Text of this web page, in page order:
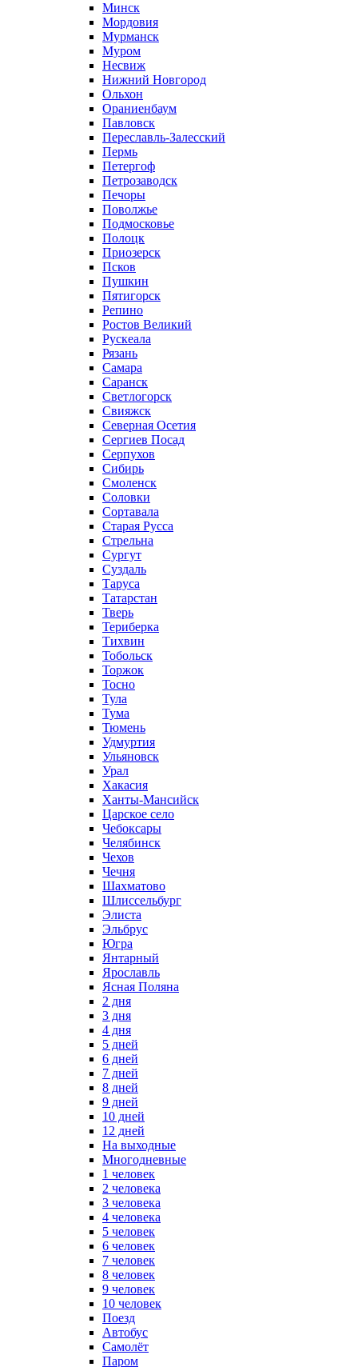
Минск
Мордовия
Мурманск
Муром
Несвиж
Нижний Новгород
Ольхон
Ораниенбаум
Павловск
Переславль-Залесский
Пермь
Петергоф
Петрозаводск
Печоры
Поволжье
Подмосковье
Полоцк
Приозерск
Псков
Пушкин
Пятигорск
Репино
Ростов Великий
Рускеала
Рязань
Самара
Саранск
Светлогорск
Свияжск
Северная Осетия
Сергиев Посад
Серпухов
Сибирь
Смоленск
Соловки
Сортавала
Старая Русса
Стрельна
Сургут
Суздаль
Таруса
Татарстан
Тверь
Териберка
Тихвин
Тобольск
Торжок
Тосно
Тула
Тума
Тюмень
Удмуртия
Ульяновск
Урал
Хакасия
Ханты-Мансийск
Царское село
Чебоксары
Челябинск
Чехов
Чечня
Шахматово
Шлиссельбург
Элиста
Эльбрус
Югра
Янтарный
Ярославль
Ясная Поляна
2 дня
3 дня
4 дня
5 дней
6 дней
7 дней
8 дней
9 дней
10 дней
12 дней
На выходные
Многодневные
1 человек
2 человека
3 человека
4 человека
5 человек
6 человек
7 человек
8 человек
9 человек
10 человек
Поезд
Автобус
Самолёт
Паром